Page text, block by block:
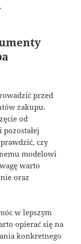
przed
zakupu.
od
czy
modelowi
warto
oraz
w lepszym
opierać się na
konkretnego